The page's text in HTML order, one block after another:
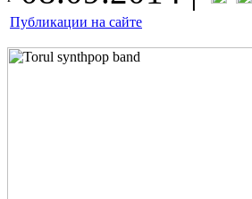
Публикации на сайте